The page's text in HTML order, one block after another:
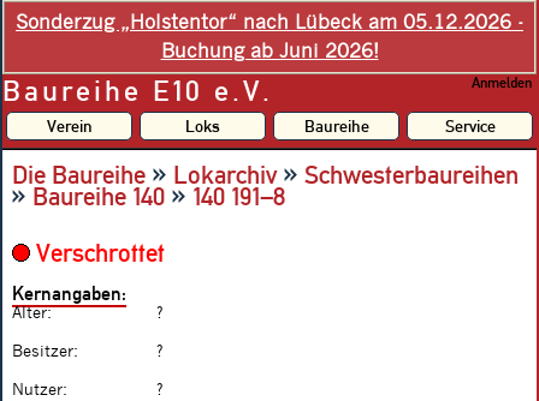
Sonderzug „Holstentor“ nach Lübeck am 05.12.2026 -
Buchung ab Juni 2026!
Baureihe E10 e.V. Anmelden
Verein Loks Baureihe Service
Die Baureihe » Lokarchiv» Schwesterbaureihen
»Baureihe 140 »140 191–8
Verschrottet
Kernangaben:
Alter: ?
Besitzer: ?
Nutzer: ?